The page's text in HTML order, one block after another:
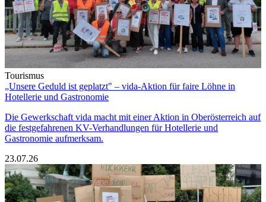
Tourismus
„Unsere Geduld ist geplatzt" – vida-Aktion für faire Löhne in
Hotellerie und Gastronomie
Die Gewerkschaft vida macht mit einer Aktion in Oberösterreich auf
die festgefahrenen KV-Verhandlungen für Hotellerie und
Gastronomie aufmerksam.
23.07.26